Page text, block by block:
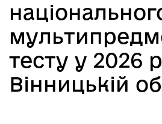
тесту у 2026
Вінницькій